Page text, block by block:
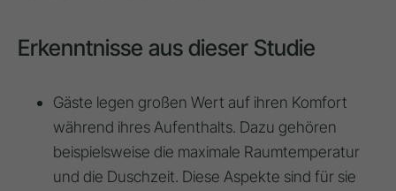
Erkenntnisse aus dieser Studie
Gäste legen großen Wert auf ihren Komfort
während ihres Aufenthalts. Dazu gehören
beispielsweise die maximale Raumtemperatur
und die Duschzeit. Diese Aspekte sind für sie